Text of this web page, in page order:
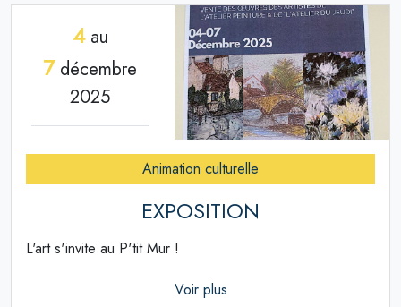
4au
7décembre
2025
Animation culturelle
EXPOSITION
L'art s'invite au P'tit Mur !
Voir plus